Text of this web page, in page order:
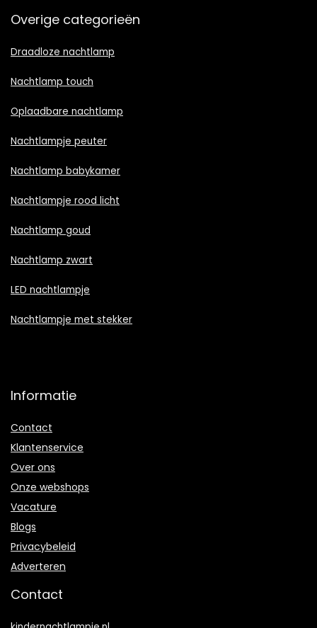
Overige categorieën
Draadloze nachtlamp
Nachtlamp touch
Oplaadbare nachtlamp
Nachtlampje peuter
Nachtlamp babykamer
Nachtlampje rood licht
Nachtlamp goud
Nachtlamp zwart
LED nachtlampje
Nachtlampje met stekker
Informatie
Contact
Klantenservice
Over ons
Onze webshops
Vacature
Blogs
Privacybeleid
Adverteren
Contact